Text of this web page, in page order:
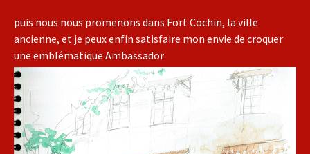
puis nous nous promenons dans Fort Cochin, la ville
ancienne, et je peux enfin satisfaire mon envie de croquer
une emblématique Ambassador